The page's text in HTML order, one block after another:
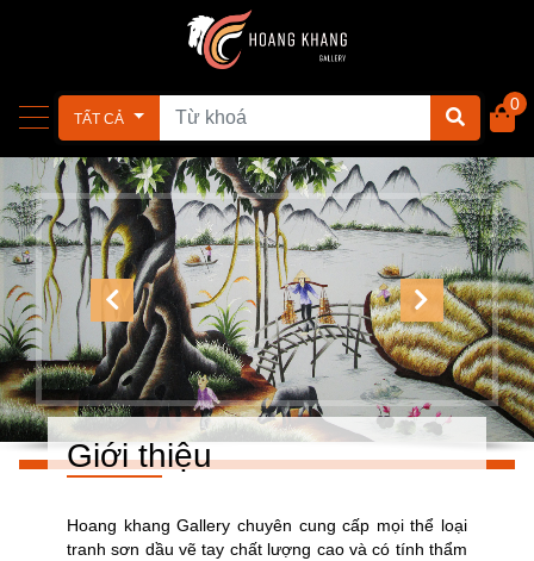
TẤT CẢ
0
Giới thiệu
Hoang khang Gallery chuyên cung cấp mọi thể loại
tranh sơn dầu vẽ tay chất lượng cao và có tính thẩm